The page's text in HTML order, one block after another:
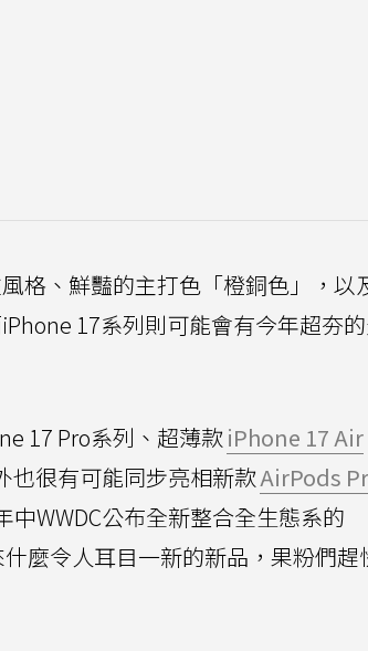
格、鮮豔的主打色「橙銅色」，以
17系列則可能會有今年超夯
17 Pro系列、超薄款iPhone 17 Air
也很有可能同步亮相新款AirPods
中WWDC公布全新整合全生態系的
麼令人耳目一新的新品，果粉們趕